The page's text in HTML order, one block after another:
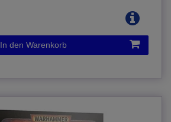
In den Warenkorb